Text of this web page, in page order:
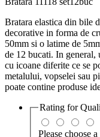
Bratara elastica din bile
decorative in forma de
50mm si o latime de
de 12 bucati. In
cu icoane diferite ce se
metalului, vopselei sau
poate contine produse
Rating for
Please choose